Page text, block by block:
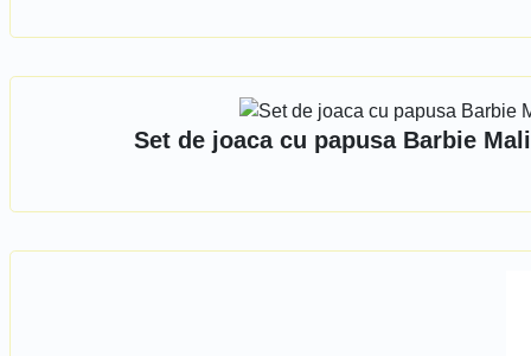
Set de joaca cu papusa Barbie